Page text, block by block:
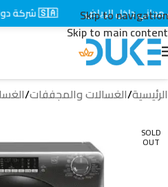
Skip to navigation
Skip to main content
الرئيسية/الغسالات والمجففات/
SOLD
OUT
داخل الرياض 🇸🇦 شركة دوك الوكيل المعتمد بالسعودية